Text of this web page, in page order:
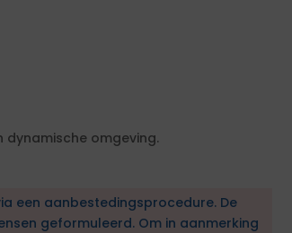
omgeving.
een aanbestedingsprocedure. De
geformuleerd. Om in aanmerking